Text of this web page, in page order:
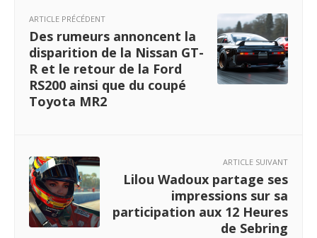
ARTICLE PRÉCÉDENT
Des rumeurs annoncent la
disparition de la Nissan GT-
R et le retour de la Ford
RS200 ainsi que du coupé
Toyota MR2
ARTICLE SUIVANT
Lilou Wadoux partage ses
impressions sur sa
participation aux 12 Heures
de Sebring